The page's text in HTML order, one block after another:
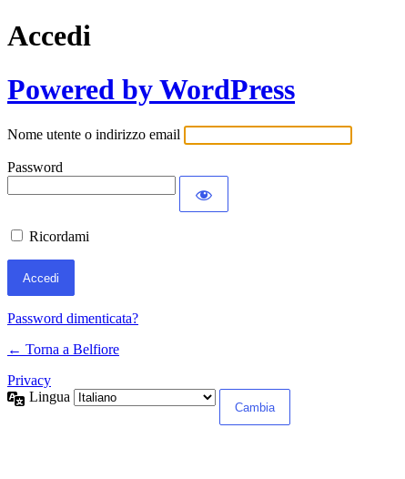
Accedi
Powered by WordPress
Nome utente o indirizzo email
Password
Ricordami
Password dimenticata?
← Torna a Belfiore
Privacy
Lingua